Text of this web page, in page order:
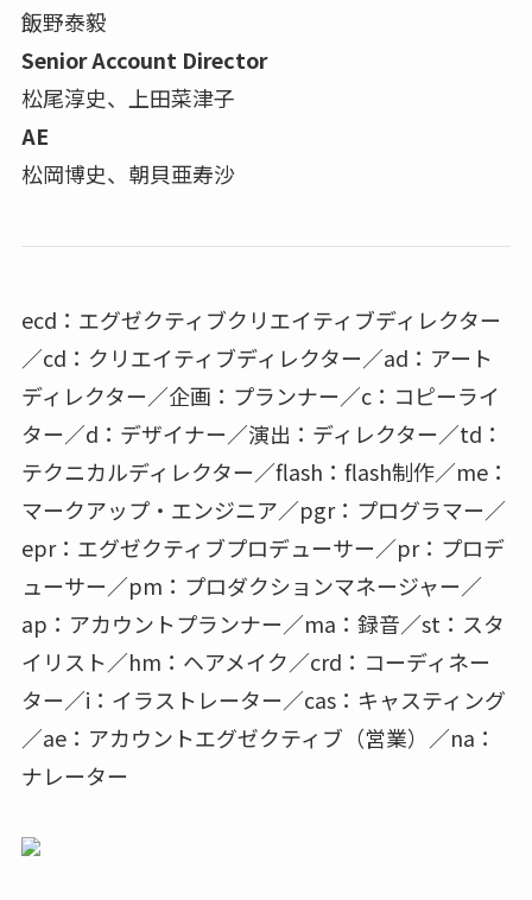
飯野泰毅
Senior Account Director
松尾淳史、上田菜津子
AE
松岡博史、朝貝亜寿沙
ecd：エグゼクティブクリエイティブディレクター
／cd：クリエイティブディレクター／ad：アート
ディレクター／企画：プランナー／c：コピーライ
ター／d：デザイナー／演出：ディレクター／td：
テクニカルディレクター／flash：flash制作／me：
マークアップ・エンジニア／pgr：プログラマー／
epr：エグゼクティブプロデューサー／pr：プロデ
ューサー／pm：プロダクションマネージャー／
ap：アカウントプランナー／ma：録音／st：スタ
イリスト／hm：ヘアメイク／crd：コーディネー
ター／i：イラストレーター／cas：キャスティング
／ae：アカウントエグゼクティブ（営業）／na：
ナレーター